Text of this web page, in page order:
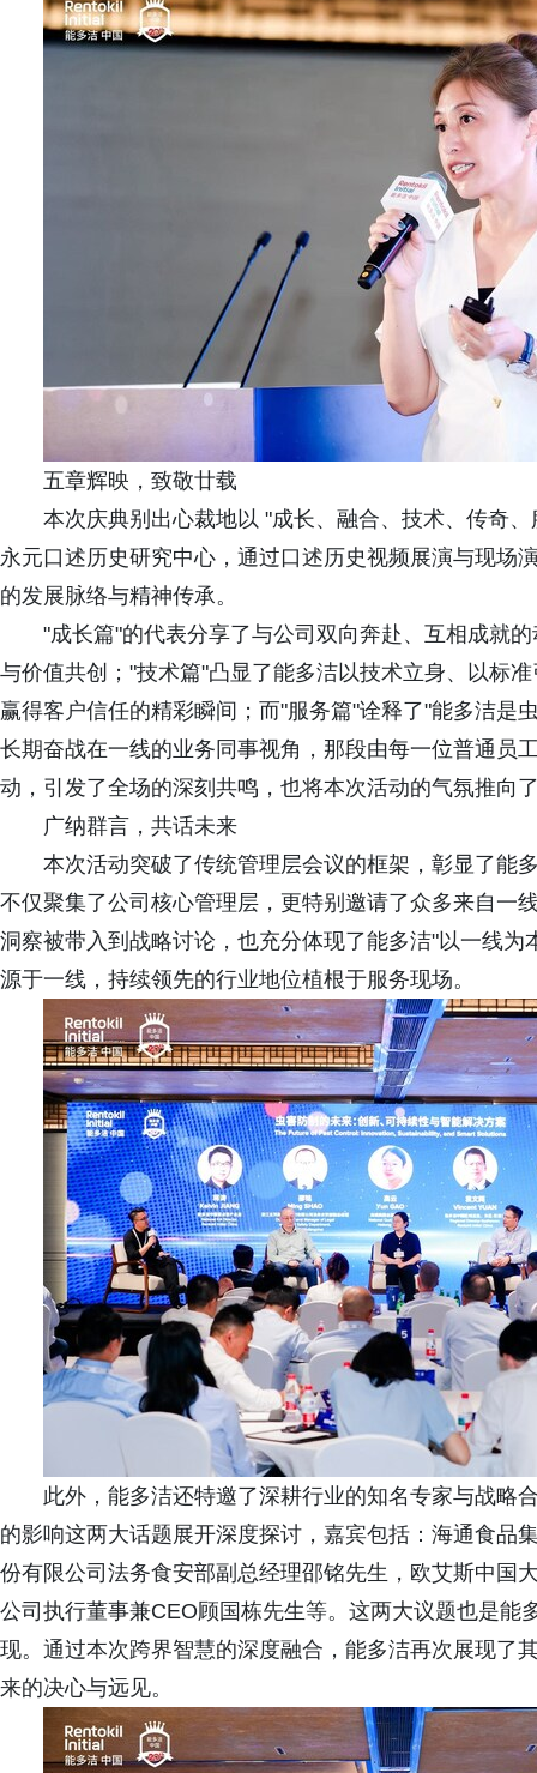
五章辉映，致敬廿载
本次庆典别出心裁地以 "成长、融合、技术、传奇
永元口述历史研究中心，通过口述历史视频展演与现场
的发展脉络与精神传承。
"成长篇"的代表分享了与公司双向奔赴、互相成就
与价值共创；"技术篇"凸显了能多洁以技术立身、以标
赢得客户信任的精彩瞬间；而"服务篇"诠释了"能多洁是
长期奋战在一线的业务同事视角，那段由每一位普通员
动，引发了全场的深刻共鸣，也将本次活动的气氛推向
广纳群言，共话未来
本次活动突破了传统管理层会议的框架，彰显了能
不仅聚集了公司核心管理层，更特别邀请了众多来自一
洞察被带入到战略讨论，也充分体现了能多洁"以一线
源于一线，持续领先的行业地位植根于服务现场。
此外，能多洁还特邀了深耕行业的知名专家与战略
的影响这两大话题展开深度探讨，嘉宾包括：海通食品
份有限公司法务食安部副总经理邵铭先生，欧艾斯中国
公司执行董事兼CEO顾国栋先生等。这两大议题也是能
现。通过本次跨界智慧的深度融合，能多洁再次展现了
来的决心与远见。